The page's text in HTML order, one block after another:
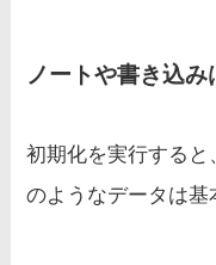
ノートや書き込
初期化を実行する
のようなデータは基